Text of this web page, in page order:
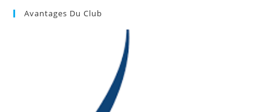
Avantages Du Club